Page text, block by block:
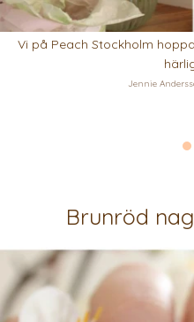
Vi på Peach Stockholm
Jennie
Brunröd